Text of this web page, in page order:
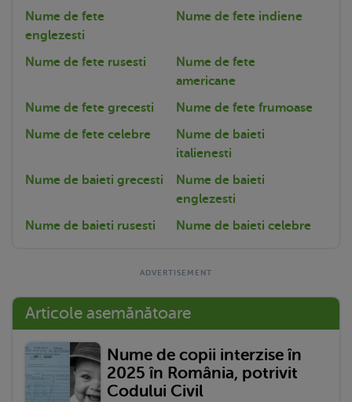
Nume de fete
englezesti
Nume de fete indiene
Nume de fete rusesti
Nume de fete
americane
Nume de fete grecesti
Nume de fete frumoase
Nume de fete celebre
Nume de baieti
italienesti
Nume de baieti grecesti
Nume de baieti
englezesti
Nume de baieti rusesti
Nume de baieti celebre
Articole asemănătoare
Nume de copii interzise în
2025 în România, potrivit
Codului Civil